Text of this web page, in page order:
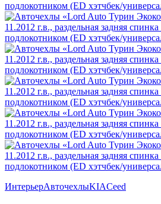
ИнтерьерАвточехлыKIACeed